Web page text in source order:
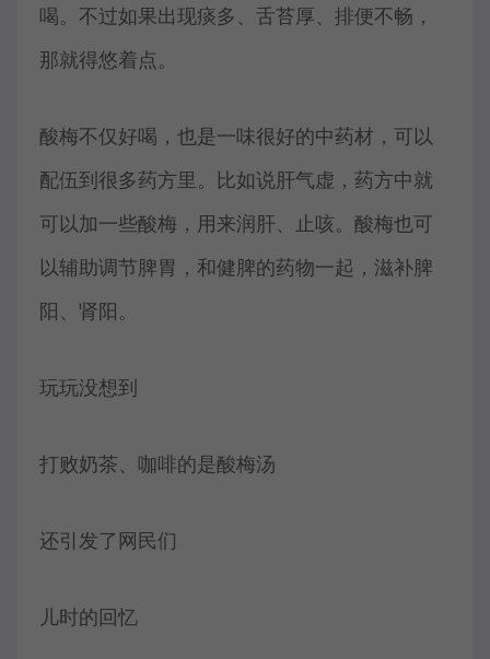
喝。不过如果出现痰多、舌苔厚、排便不畅，
那就得悠着点。
酸梅不仅好喝，也是一味很好的中药材，可以
配伍到很多药方里。比如说肝气虚，药方中就
可以加一些酸梅，用来润肝、止咳。酸梅也可
以辅助调节脾胃，和健脾的药物一起，滋补脾
阳、肾阳。
玩玩没想到
打败奶茶、咖啡的是酸梅汤
还引发了网民们
儿时的回忆